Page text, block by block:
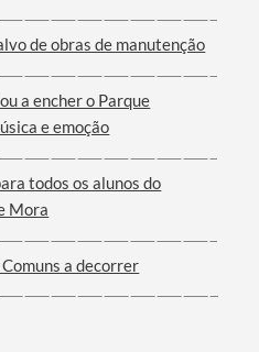
de obras de manutenção
a encher o Parque
e emoção
todos os alunos do
Mora
a decorrer